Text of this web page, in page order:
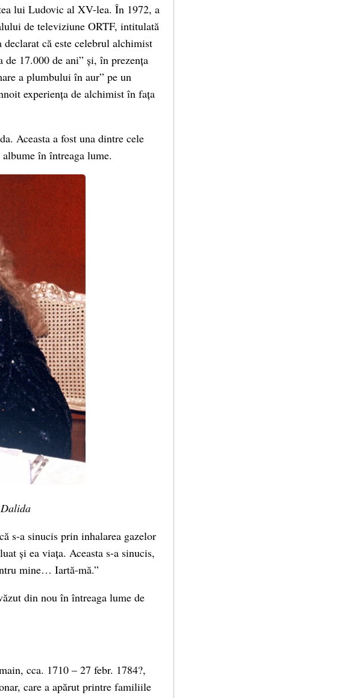
lui Ludovic al XV-lea. În 1972, a
de televiziune ORTF, intitulată
că este celebrul alchimist
17.000 de ani” și, în prezența
a plumbului în aur” pe un
experiența de alchimist în fața
Aceasta a fost una dintre cele
în întreaga lume.
s-a sinucis prin inhalarea gazelor
și ea viața. Aceasta s-a sinucis,
mine… Iartă-mă.”
din nou în întreaga lume de
cca. 1710 – 27 febr. 1784?,
care a apărut printre familiile